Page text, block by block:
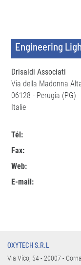
Engineering
Drisaldi Associati
Via della Madonna
06128 - Perugia (PG)
Italie
Tél:
Fax:
Web:
E-mail:
OXYTECH S.R.L
Via Vico, 54 - 20007 -